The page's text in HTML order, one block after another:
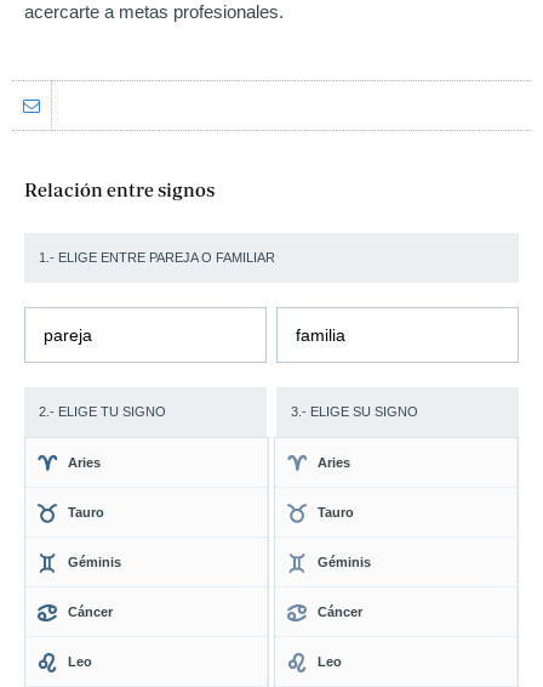
acercarte a metas profesionales.
Relación entre signos
1.- ELIGE ENTRE PAREJA O FAMILIAR
pareja familia
2.- ELIGE TU SIGNO 3.- ELIGE SU SIGNO
Aries
Tauro
Géminis
Cáncer
Leo
Aries
Tauro
Géminis
Cáncer
Leo